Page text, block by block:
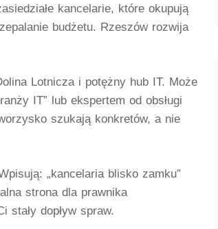
kancelarie, które okupują
budżetu. Rzeszów rozwija
Lotnicza i potężny hub IT. Może
IT” lub ekspertem od obsługi
szukają konkretów, a nie
„kancelaria blisko zamku”
strona dla prawnika
stały dopływ spraw.